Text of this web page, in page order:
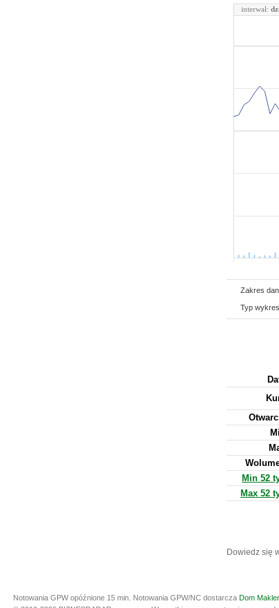
interwał:
Zakres
Typ
Min 52
Max 52
Dowiedz się
Notowania GPW opóźnione 15 min. Notowania GPW/NC dostarcza Dom